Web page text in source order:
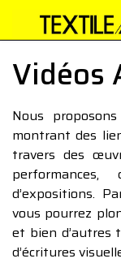
Vidéos
Nous
montrant des
travers des
d’expositions.
vous pourrez
et bien d’autres
d’écritures